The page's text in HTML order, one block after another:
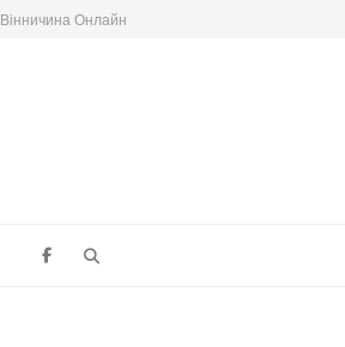
Вінничина Онлайн